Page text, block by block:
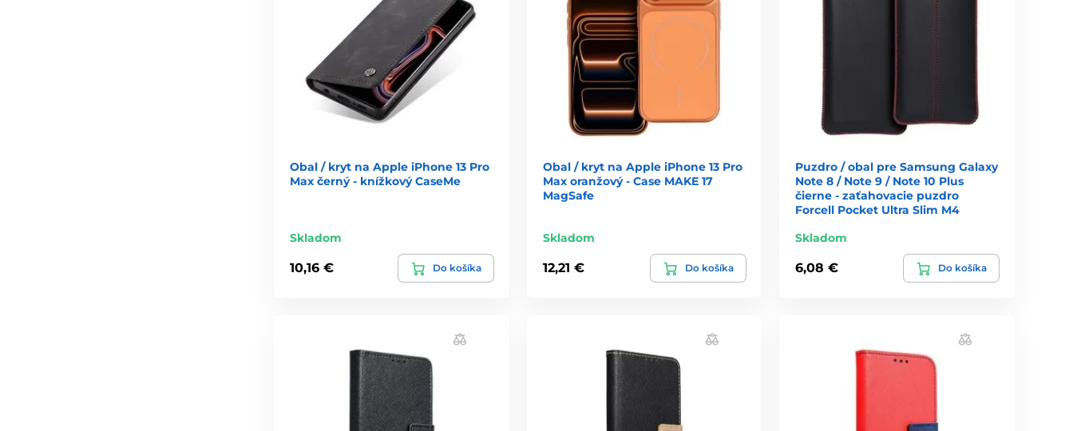
Obal / kryt na Apple iPhone 13 Pro
Max černý - knížkový CaseMe
Skladom
10,16 € Do košíka
Obal / kryt na Apple iPhone 13 Pro
Max oranžový - Case MAKE 17
MagSafe
Skladom
12,21 € Do košíka
Puzdro / obal pre Samsung Galaxy
Note 8 / Note 9 / Note 10 Plus
čierne - zaťahovacie puzdro
Forcell Pocket Ultra Slim M4
Skladom
6,08 € Do košíka